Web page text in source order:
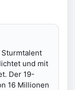
und mit
Der 19-
16 Millionen